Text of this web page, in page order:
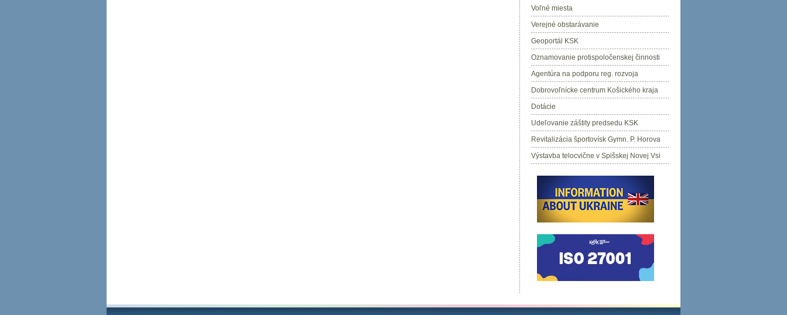
Voľné miesta
Verejné obstarávanie
Geoportál KSK
Oznamovanie protispoločenskej činnosti
Agentúra na podporu reg. rozvoja
Dobrovoľnícke centrum Košického kraja
Dotácie
Udeľovanie záštity predsedu KSK
Revitalizácia športovísk Gymn. P. Horova
Výstavba telocvične v Spišskej Novej Vsi